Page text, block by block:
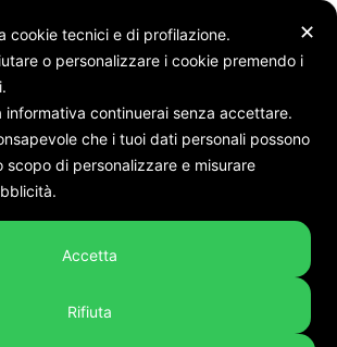
✕
cookie tecnici e di profilazione.
o personalizzare i cookie premendo i
informativa continuerai senza accettare.
che i tuoi dati personali possono
scopo di personalizzare e misurare
Accetta
Rifiuta